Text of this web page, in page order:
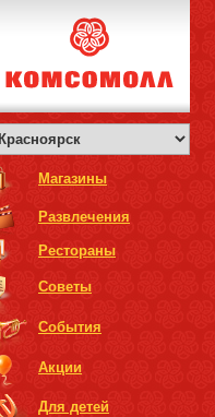
Магазины
Развлечения
Рестораны
Советы
События
Акции
Для детей